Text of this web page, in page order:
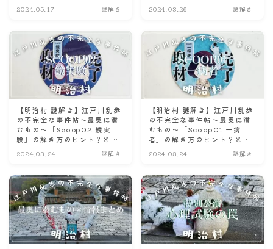
☆前半戦☆
2024.05.17 謎解き
想。
2024.03.26 謎解き
【明治村 謎解き】江戸川乱歩
の不完全な事件帖〜最奥に潜
むもの〜「Scoop02 鏡実
験」の解き方のヒント？とネ
想。
2024.03.24 謎解き
【明治村 謎解き】江戸川乱歩
の不完全な事件帖〜最奥に潜
むもの〜「Scoop01 一病
者」の解き方のヒント？とネ
想。
2024.03.24 謎解き